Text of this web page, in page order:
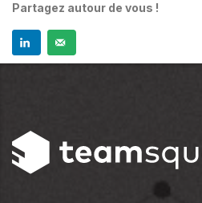
Partagez autour de vous !